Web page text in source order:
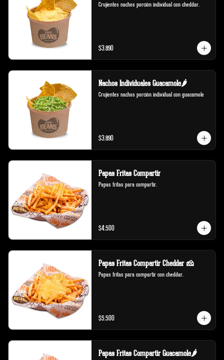
Crujientes nachos porción individual con cheddar.
$3.890
Nachos Individuales Guacamole🌶️
Crujientes nachos porción individual con guacamole
$3.890
Papas Fritas Compartir
Papas fritas para compartir.
$4.500
Papas Fritas Compartir Cheddar 🧀
Papas fritas para compartir con cheddar.
$5.500
Papas Fritas Compartir Guacamole🌶️